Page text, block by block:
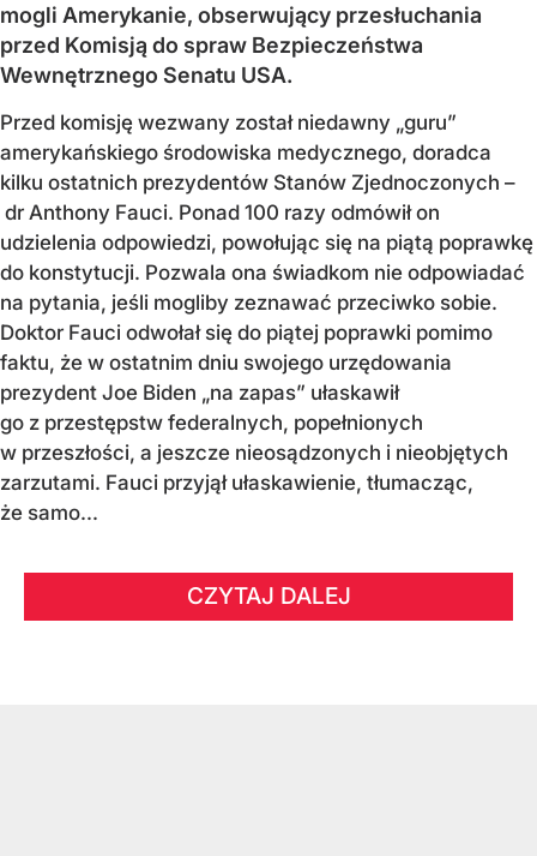
mogli Amerykanie, obserwujący przesłuchania
przed Komisją do spraw Bezpieczeństwa
Wewnętrznego Senatu USA.
Przed komisję wezwany został niedawny „guru”
amerykańskiego środowiska medycznego, doradca
kilku ostatnich prezydentów Stanów Zjednoczonych –
dr Anthony Fauci. Ponad 100 razy odmówił on
udzielenia odpowiedzi, powołując się na piątą poprawkę
do konstytucji. Pozwala ona świadkom nie odpowiadać
na pytania, jeśli mogliby zeznawać przeciwko sobie.
Doktor Fauci odwołał się do piątej poprawki pomimo
faktu, że w ostatnim dniu swojego urzędowania
prezydent Joe Biden „na zapas” ułaskawił
go z przestępstw federalnych, popełnionych
w przeszłości, a jeszcze nieosądzonych i nieobjętych
zarzutami. Fauci przyjął ułaskawienie, tłumacząc,
że samo...
CZYTAJ DALEJ